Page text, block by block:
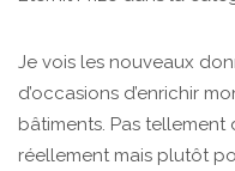
Je vois les nouveaux
d’occasions d’enrichir
bâtiments. Pas tellement
réellement mais plutôt